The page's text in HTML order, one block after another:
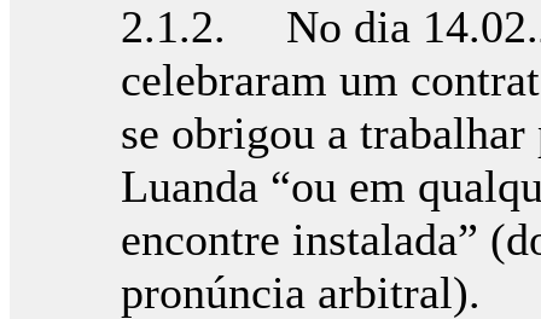
2.1.2. No dia
celebraram um
se obrigou a trabalhar
Luanda “ou em
encontre instalada”
pronúncia arbitral).